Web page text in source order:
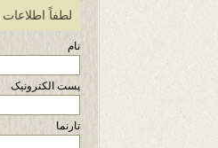
لطفاً
نام
پست الکترونیک
تارنما